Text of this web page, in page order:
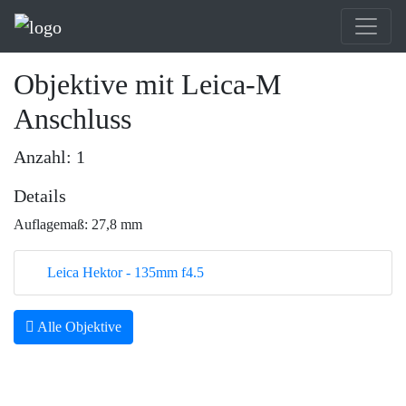
Objektive mit Leica-M
Anschluss
Anzahl: 1
Details
Auflagemaß: 27,8 mm
Leica Hektor - 135mm f4.5
Alle Objektive